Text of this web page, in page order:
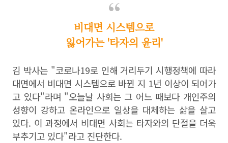
비대면 시스템으로
잃어가는 '타자의 윤리'
김 박사는 "코로나19로 인해 거리두기 시행정책에 따라
대면에서 비대면 시스템으로 바뀐 지 1년 이상이 되어가
고 있다"라며 "오늘날 사회는 그 어느 때보다 개인주의
성향이 강하고 온라인으로 일상을 대체하는 삶을 살고
있다. 이 과정에서 비대면 사회는 타자와의 단절을 더욱
부추기고 있다"라고 진단한다.